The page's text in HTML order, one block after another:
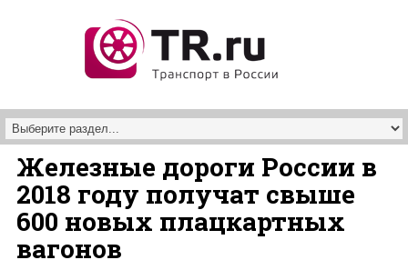
Железные дороги России в
2018 году получат свыше
600 новых плацкартных
вагонов